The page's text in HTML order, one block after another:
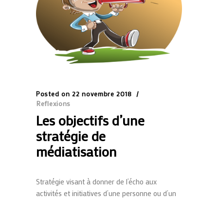
Posted on 22 novembre 2018
Reflexions
Les objectifs d’une
stratégie de
médiatisation
Stratégie visant à donner de l’écho aux
activités et initiatives d’une personne ou d’un